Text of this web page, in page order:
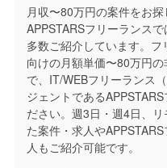
月収〜80万円の案件をお
APPSTARSフリーランス
多数ご紹介しています。
向けの月額単価〜80万円
で、IT/WEBフリーランス
ジェントである
ださい。週3日・週4日、
た案件・求人や
人もご紹介可能です。